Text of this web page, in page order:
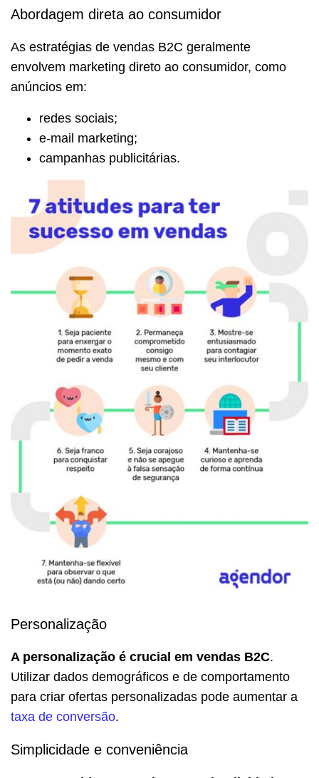
Abordagem direta ao consumidor
As estratégias de vendas B2C geralmente
envolvem marketing direto ao consumidor, como
anúncios em:
redes sociais;
e-mail marketing;
campanhas publicitárias.
Personalização
A personalização é crucial em vendas B2C.
Utilizar dados demográficos e de comportamento
para criar ofertas personalizadas pode aumentar a
taxa de conversão.
Simplicidade e conveniência